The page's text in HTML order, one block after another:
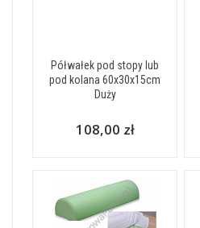
Półwałek pod stopy lub
pod kolana 60x30x15cm
Duży
108,00 zł